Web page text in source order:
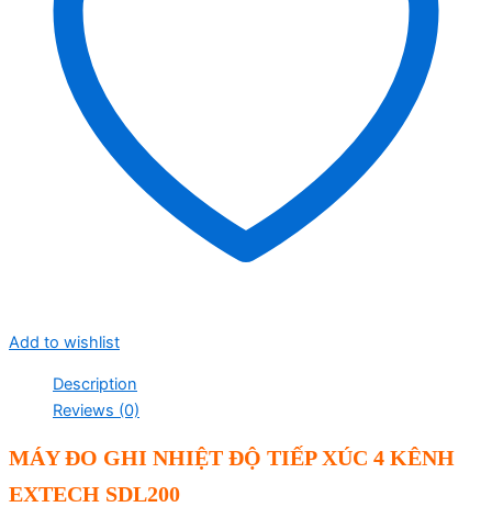
Add to wishlist
Description
Reviews (0)
MÁY ĐO GHI NHIỆT ĐỘ TIẾP XÚC 4 KÊNH
EXTECH SDL200